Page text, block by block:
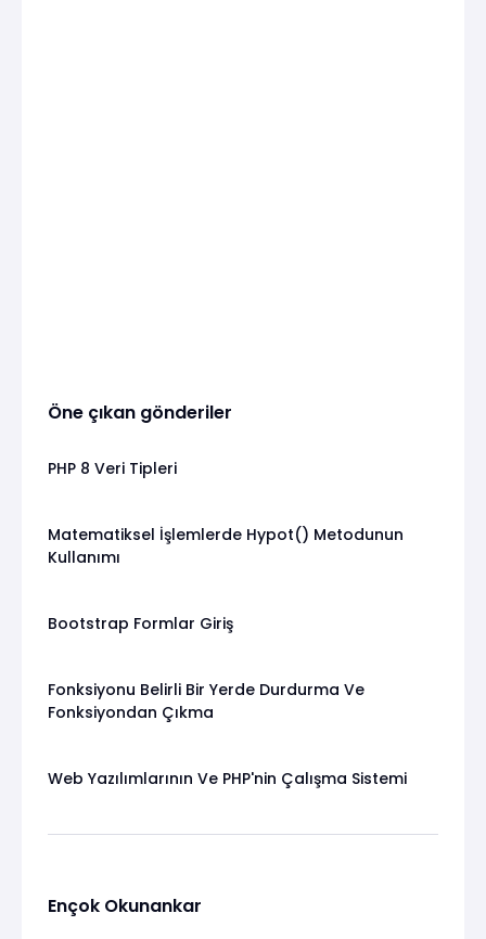
Öne çıkan gönderiler
PHP 8 Veri Tipleri
Matematiksel İşlemlerde Hypot() Metodunun
Kullanımı
Bootstrap Formlar Giriş
Fonksiyonu Belirli Bir Yerde Durdurma Ve
Fonksiyondan Çıkma
Web Yazılımlarının Ve PHP'nin Çalışma Sistemi
Ençok Okunankar